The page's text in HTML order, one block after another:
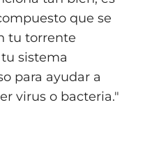
que se
tu torrente
sistema
para ayudar a
virus o bacteria."